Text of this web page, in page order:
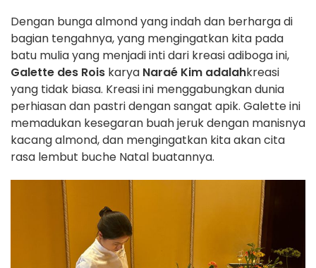
Dengan bunga almond yang indah dan berharga di
bagian tengahnya, yang mengingatkan kita pada
batu mulia yang menjadi inti dari kreasi adiboga ini,
Galette des Rois karya Naraé Kim adalahkreasi
yang tidak biasa. Kreasi ini menggabungkan dunia
perhiasan dan pastri dengan sangat apik. Galette ini
memadukan kesegaran buah jeruk dengan manisnya
kacang almond, dan mengingatkan kita akan cita
rasa lembut buche Natal buatannya.